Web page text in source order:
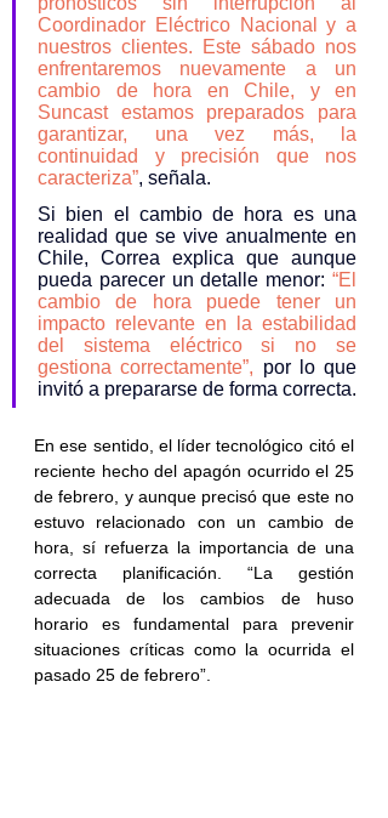
Coordinador Eléctrico Nacional y a
nuestros clientes. Este sábado nos
enfrentaremos nuevamente a un
cambio de hora en Chile, y en
Suncast estamos preparados para
garantizar, una vez más, la
continuidad y precisión que nos
caracteriza”, señala.
Si bien el cambio de hora es una
realidad que se vive anualmente en
Chile, Correa explica que aunque
pueda parecer un detalle menor: “El
cambio de hora puede tener un
impacto relevante en la estabilidad
del sistema eléctrico si no se
gestiona correctamente”, por lo que
invitó a prepararse de forma correcta.
En ese sentido, el líder tecnológico citó el
reciente hecho del apagón ocurrido el 25
de febrero, y aunque precisó que este no
estuvo relacionado con un cambio de
hora, sí refuerza la importancia de una
correcta planificación. “La gestión
adecuada de los cambios de huso
horario es fundamental para prevenir
situaciones críticas como la ocurrida el
pasado 25 de febrero”.